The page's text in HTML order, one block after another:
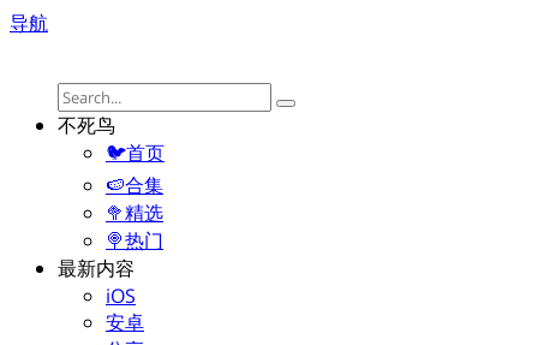
导航
不死鸟
🐦首页
🍉合集
🥦精选
🍭热门
最新内容
iOS
安卓